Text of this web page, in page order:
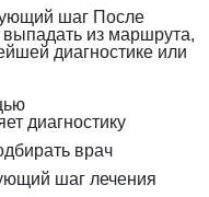
шаг После
из маршрута,
диагностике или
диагностику
врач
шаг лечения